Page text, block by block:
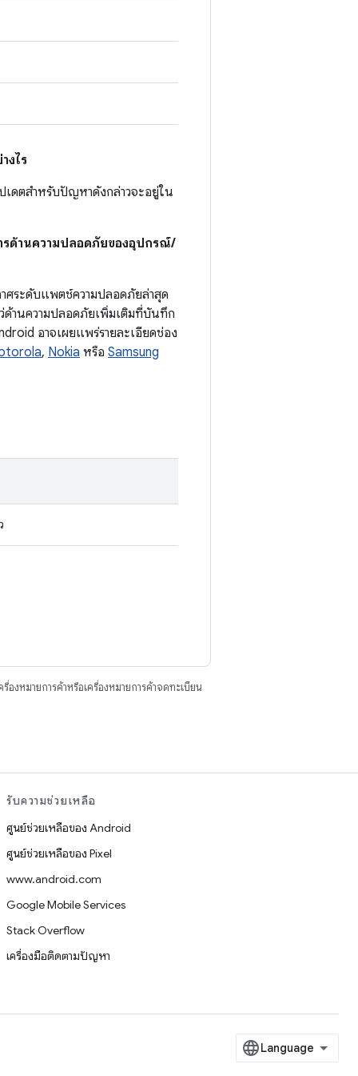
งไร
เดตสำหรับปัญหาดังกล่าวจะอยู่ใน
รด้านความปลอดภัยของอุปกรณ์/
ศระดับแพตช์ความปลอดภัยล่าสุด
านความปลอดภัยเพิ่มเติมที่บันทึก
อาจเผยแพร่รายละเอียดช่อง
, Nokia หรือ Samsung
องหมายการค้าหรือเครื่องหมายการค้าจดทะเบียน
รับความช่วยเหลือ
ศูนย์ช่วยเหลือของ Android
ศูนย์ช่วยเหลือของ Pixel
www.android.com
Google Mobile Services
Stack Overflow
เครื่องมือติดตามปัญหา